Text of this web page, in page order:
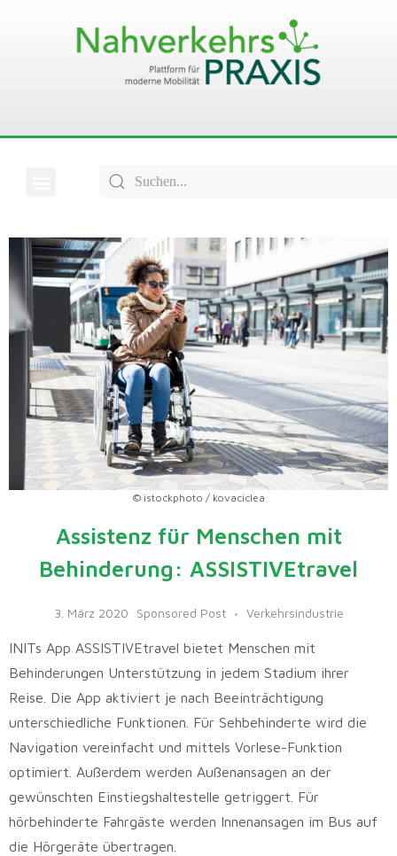
© istockphoto / kovaciclea
Assistenz für Menschen mit
Behinderung: ASSISTIVEtravel
3. März 2020 Sponsored Post Verkehrsindustrie
INITs App ASSISTIVEtravel bietet Menschen mit
Behinderungen Unterstützung in jedem Stadium ihrer
Reise. Die App aktiviert je nach Beeinträchtigung
unterschiedliche Funktionen. Für Sehbehinderte wird die
Navigation vereinfacht und mittels Vorlese-Funktion
optimiert. Außerdem werden Außenansagen an der
gewünschten Einstiegshaltestelle getriggert. Für
hörbehinderte Fahrgäste werden Innenansagen im Bus auf
die Hörgeräte übertragen.